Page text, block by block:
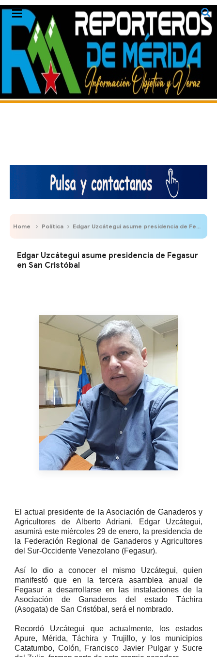
Home Política Edgar Uzcátegui asume presidencia de Fegasur en San Cristóbal
Edgar Uzcátegui asume presidencia de Fegasur
en San Cristóbal
El actual presidente de la Asociación de Ganaderos y
Agricultores de Alberto Adriani, Edgar Uzcátegui,
asumirá este miércoles 29 de enero, la presidencia de
la Federación Regional de Ganaderos y Agricultores
del Sur-Occidente Venezolano (Fegasur).
Así lo dio a conocer el mismo Uzcátegui, quien
manifestó que en la tercera asamblea anual de
Fegasur a desarrollarse en las instalaciones de la
Asociación de Ganaderos del estado Táchira
(Asogata) de San Cristóbal, será el nombrado.
Recordó Uzcátegui que actualmente, los estados
Apure, Mérida, Táchira y Trujillo, y los municipios
Catatumbo, Colón, Francisco Javier Pulgar y Sucre